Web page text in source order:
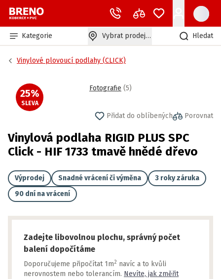
Kategorie Vybrat prodejnu Hledat
Vinylové plovoucí podlahy (CLICK)
25%
SLEVA
Fotografie (5)
Přidat do oblíbených Porovnat
Vinylová podlaha RIGID PLUS SPC
Click - HIF 1733 tmavě hnědé dřevo
Výprodej Snadné vrácení či výměna
3 roky záruka
90 dní na vrácení
Zadejte libovolnou plochu, správný počet
balení dopočítáme
Doporučujeme připočítat 1m2 navíc a to kvůli
nerovnostem nebo tolerancím. Nevíte, jak změřit